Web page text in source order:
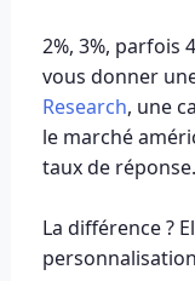
2%, 3%, parfois
vous donner
Research, une
le marché
taux de réponse.
La différence ?